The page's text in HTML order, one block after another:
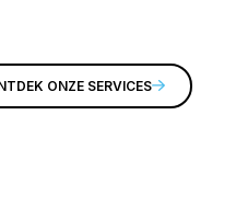
ONZE SERVICES